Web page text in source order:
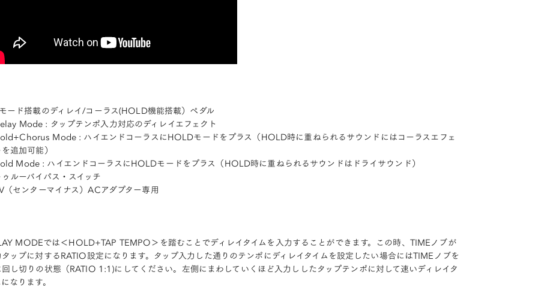
ード搭載のディレイ/コーラス(HOLD機能搭載）ペダル
Mode : タップテンポ入力対応のディレイエフェクト
Mode : ハイエンドコーラスにHOLDモードをプラス（HOLD時に重ねられるサウンドにはコーラスエフェ
追加可能）
Mode : ハイエンドコーラスにHOLDモードをプラス（HOLD時に重ねられるサウンドはドライサウンド）
ゥルーバイパス・スイッチ
（センターマイナス）ACアダプター専用
MODEでは＜HOLD+TAP TEMPO＞を踏むことでディレイタイムを入力することができます。この時、TIMEノブが
ップに対するRATIO設定になります。タップ入力した通りのテンポにディレイタイムを設定したい場合にはTIMEノブを
し切りの状態（RATIO 1:1)にしてください。左側にまわしていくほど入力ししたタップテンポに対して速いディレイタ
なります。